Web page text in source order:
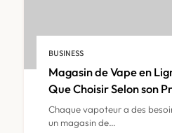
BUSINESS
Magasin de Vape en
Que Choisir Selon son
Chaque vapoteur a des
un magasin de…
IPTV
IPTV